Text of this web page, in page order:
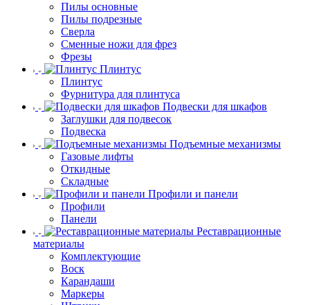
Пилы основные
Пилы подрезные
Сверла
Сменные ножи для фрез
Фрезы
Плинтус
Плинтус
Фурнитура для плинтуса
Подвески для шкафов
Заглушки для подвесок
Подвеска
Подъемные механизмы
Газовые лифты
Откидные
Складные
Профили и панели
Профили
Панели
Реставрационные
материалы
Комплектующие
Воск
Карандаши
Маркеры